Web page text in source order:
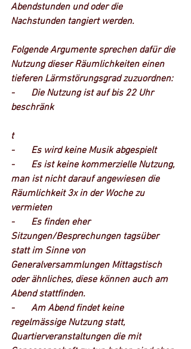
Abendstunden und oder die
Nachstunden tangiert werden.
Folgende Argumente sprechen dafür die
Nutzung dieser Räumlichkeiten einen
tieferen Lärmstörungsgrad zuzuordnen:
-       Die Nutzung ist auf bis 22 Uhr
beschränk
t
-       Es wird keine Musik abgespielt
-       Es ist keine kommerzielle Nutzung,
man ist nicht darauf angewiesen die
Räumlichkeit 3x in der Woche zu
vermieten
-       Es finden eher
Sitzungen/Besprechungen tagsüber
statt im Sinne von
Generalversammlungen Mittagstisch
oder ähnliches, diese können auch am
Abend stattfinden.
-       Am Abend findet keine
regelmässige Nutzung statt,
Quartierveranstaltungen die mit